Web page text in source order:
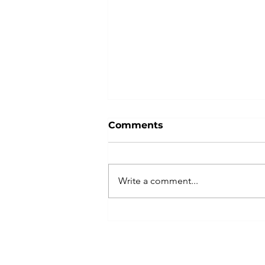
Comments
Write a comment...